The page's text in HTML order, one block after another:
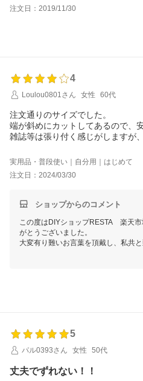
なかなか良い値段だなと思いつつ
注文日：2019/11/30
4
Loulou0801さん
女性 60代
注文通りのサイズでした。
端が斜めにカットしてあるので、
雑誌等は張り付く感じがしますが
実用品・普段使い｜自分用｜はじめて
注文日：2024/03/30
ショップからのコメント
この度はDIYショップRESTA 楽天
がとうございました。
大変有り難いお言葉を頂戴し、私共
5
パル0393さん
女性 50代
丈夫でずれない！！